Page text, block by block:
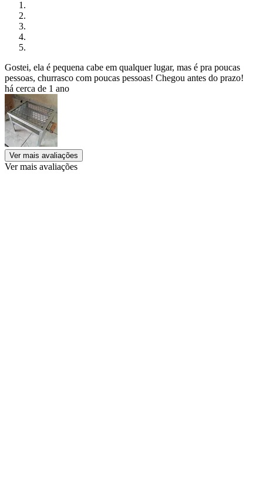
Gostei, ela é pequena cabe em qualquer lugar, mas é pra poucas
pessoas, churrasco com poucas pessoas! Chegou antes do prazo!
há cerca de 1 ano
Ver mais avaliações
Ver mais avaliações